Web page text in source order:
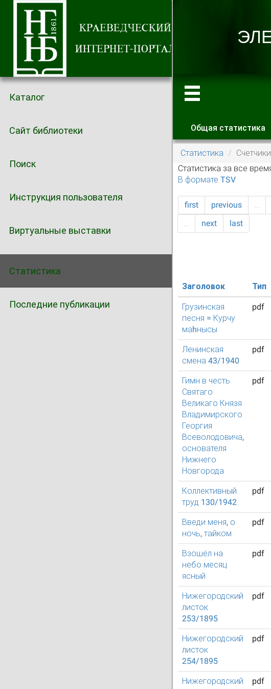
Каталог
Сайт библиотеки
Поиск
Инструкция пользователя
Виртуальные выставки
Статистика
Последние публикации
Главные
Общая статистика
Статистика
Статистика за все
В формате TSV
first previous …
…
next last
Заголовок Тип
Грузинская
песня = Курчу
маhнысы
pdf
Ленинская
смена 43/1940
pdf
Гимн в честь
Святаго
Великаго Князя
Владимирского
Георгия
Всеволодовича,
основателя
Нижнего
Новгорода
pdf
Коллективный
труд 130/1942
pdf
Введи меня, о
ночь, тайком
pdf
Взошёл на
небо месяц
ясный
pdf
Нижегородский
листок
253/1895
pdf
Нижегородский
листок
254/1895
pdf
Нижегородский
pdf